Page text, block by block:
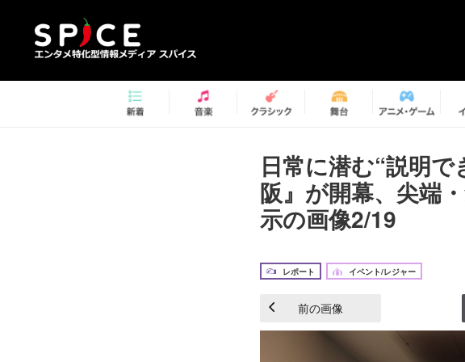
日常に潜む“説明
阪』が開幕、尖端
示の画像2/19
レポート イベント/レジャー
前の画像